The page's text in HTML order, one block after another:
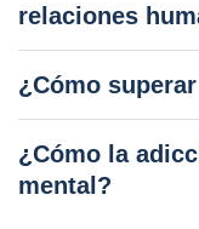
relaciones
¿Cómo
¿Cómo la
mental?